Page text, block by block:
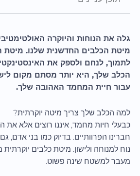
גלה את הנוחות והיוקרה
מיטת הכלבים החדשנית שלנו. מיטת
לתמוך, לנחם ולספק את
הכלב שלך, היא יותר מסתם מקום
עבור חיית המחמד האהובה שלך.
למה הכלב שלך צריך מיטה יוקרתית?
כבעלי חיות מחמד, איננו רוצים אלא את
חברינו הפרוותיים. בדיוק כמו בני אדם,
נוח למנוחה ולישון. מיטת כלבים
מעבר למשטח שינה פשוט.